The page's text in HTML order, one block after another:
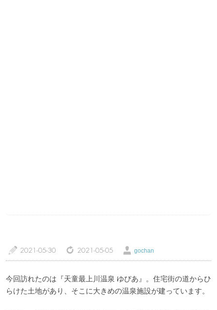
温泉レポート
特徴・こだわりで選ぶ エリアから選ぶ
a 2021-05-30 z 2021-05-05 Ü gochan
今回訪れたのは『天童最上川温泉 ゆぴあ』。住宅街の道からひ
らけた土地があり、そこに大きめの温泉施設が建っています。